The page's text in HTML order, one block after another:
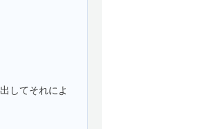
してそれによ